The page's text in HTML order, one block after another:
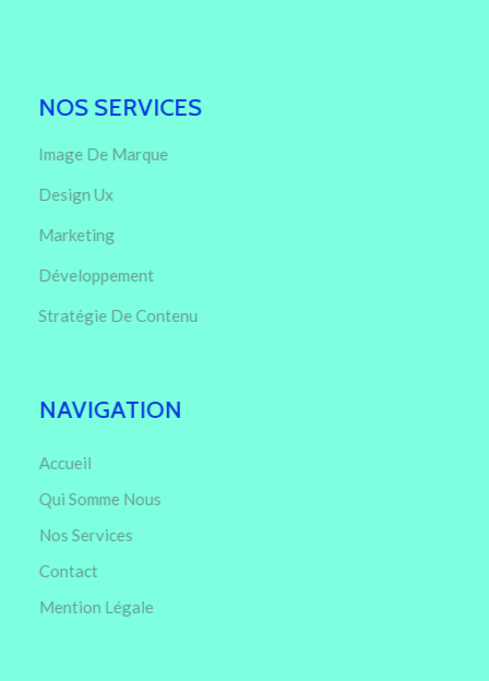
NOS SERVICES
Image De Marque
Design Ux
Marketing
Développement
Stratégie De Contenu
NAVIGATION
Accueil
Qui Somme Nous
Nos Services
Contact
Mention Légale